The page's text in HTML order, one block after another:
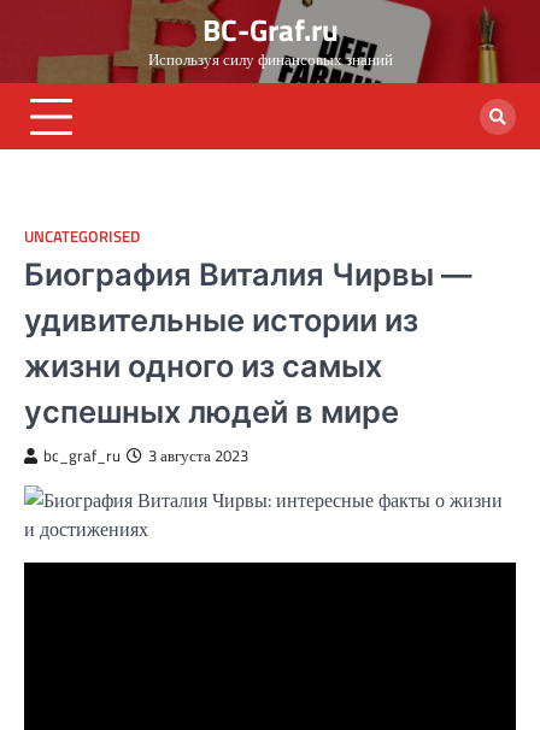
content
BC-Graf.ru
Используя силу финансовых знаний
UNCATEGORISED
Биография Виталия Чирвы —
удивительные истории из
жизни одного из самых
успешных людей в мире
bc_graf_ru 3 августа 2023